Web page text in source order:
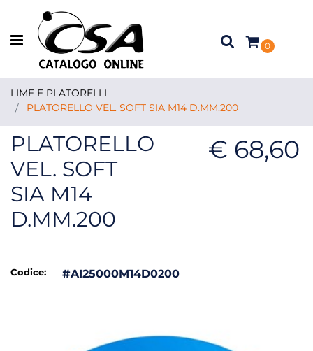
Open menu
0
LIME E PLATORELLI
PLATORELLO VEL. SOFT SIA M14 D.MM.200
PLATORELLO
VEL. SOFT
SIA M14
D.MM.200
€ 68,60
Codice: #AI25000M14D0200